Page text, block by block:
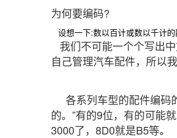
为何要编码?
设想一下:数以百计或数以千计
我们不可能一个个写出
自己管理汽车配件，所以
各系列车型的配件编码
的。”有的9位，有的可能
3000了，8D0就是B5等。